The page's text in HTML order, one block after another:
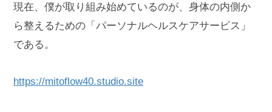
現在、僕が取り組み始めているのが、身体の内側か
ら整えるための「パーソナルヘルスケアサービス」
である。
https://mitoflow40.studio.site